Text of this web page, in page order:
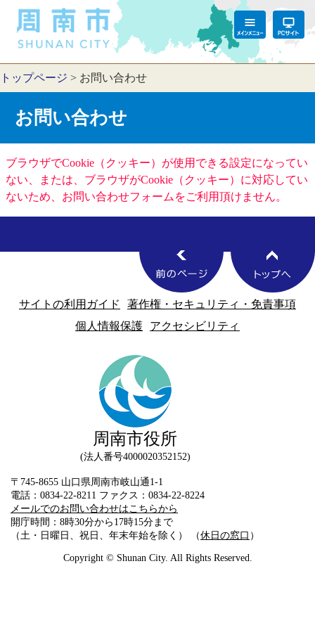
トップページ > お問い合わせ
お問い合わせ
ブラウザでCookie（クッキー）が使用できる設定になってい
ない、または、ブラウザがCookie（クッキー）に対応してい
ないため、お問い合わせフォームをご利用頂けません。
サイトの利用ガイド
著作権・セキュリティ・免責事項
個人情報保護
アクセシビリティ
周南市役所
法人番号4000020352152
〒745-8655 山口県周南市岐山通1-1
電話：0834-22-8211 ファクス：0834-22-8224
メールでのお問い合わせはこちらから
開庁時間：8時30分から17時15分まで
（土・日曜日、祝日、年末年始を除く） （休日の窓口 ）
Copyright © Shunan City. All Rights Reserved.